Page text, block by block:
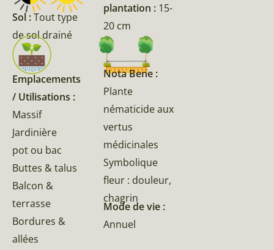
Sol :Tout type
de sol drainé
Emplacements
/ Utilisations :
Massif
Jardinière
pot ou bac
Buttes & talus
Balcon &
terrasse
Bordures &
allées
plantation : 15-
20 cm
Nota Bene :
Plante
nématicide aux
vertus
médicinales
Symbolique
fleur : douleur,
chagrin
Mode de vie :
Annuel